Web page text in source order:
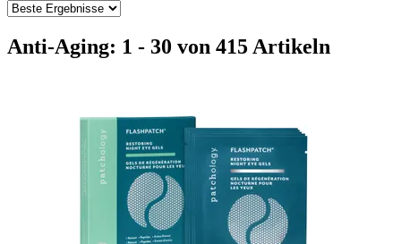
Anti-Aging: 1 - 30 von 415 Artikeln